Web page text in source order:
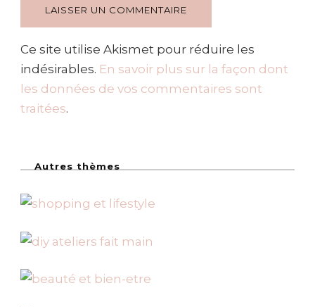
Ce site utilise Akismet pour réduire les
indésirables. En savoir plus sur la façon dont
les données de vos commentaires sont
traitées.
Autres thèmes